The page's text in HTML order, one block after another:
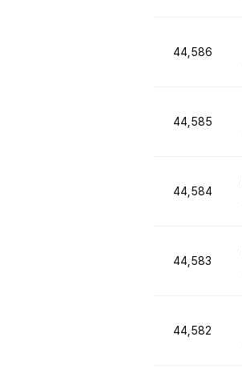
44,586
44,585
44,584
44,583
44,582